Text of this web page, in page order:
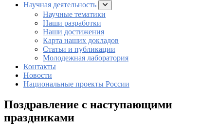
Научная деятельность
подменю
Научные тематики
Наши разработки
Наши достижения
Карта наших докладов
Статьи и публикации
Молодежная лаборатория
Контакты
Новости
Национальные проекты России
Поздравление с наступающими
праздниками